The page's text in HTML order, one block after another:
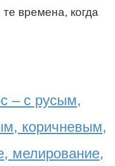
времена, когда
– с русым,
коричневым,
мелирование,